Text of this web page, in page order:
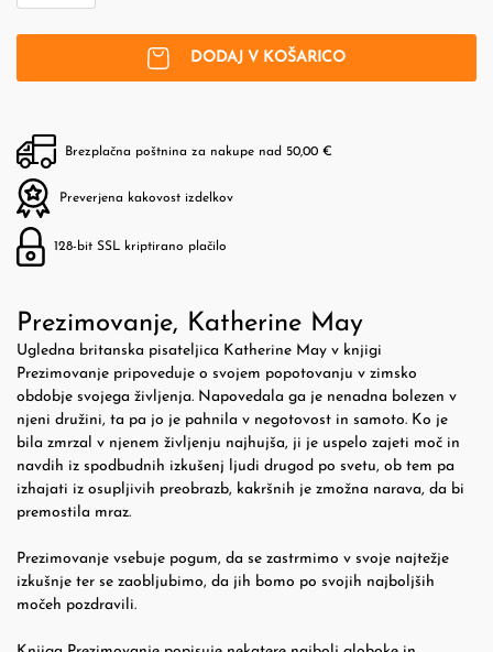
DODAJ V KOŠARICO
Brezplačna poštnina za nakupe nad 50,00 €
Preverjena kakovost izdelkov
128-bit SSL kriptirano plačilo
Prezimovanje, Katherine May
Ugledna britanska pisateljica Katherine May v knjigi
Prezimovanje pripoveduje o svojem popotovanju v zimsko
obdobje svojega življenja. Napovedala ga je nenadna bolezen v
njeni družini, ta pa jo je pahnila v negotovost in samoto. Ko je
bila zmrzal v njenem življenju najhujša, ji je uspelo zajeti moč in
navdih iz spodbudnih izkušenj ljudi drugod po svetu, ob tem pa
izhajati iz osupljivih preobrazb, kakršnih je zmožna narava, da bi
premostila mraz.
Prezimovanje vsebuje pogum, da se zastrmimo v svoje najtežje
izkušnje ter se zaobljubimo, da jih bomo po svojih najboljših
močeh pozdravili.